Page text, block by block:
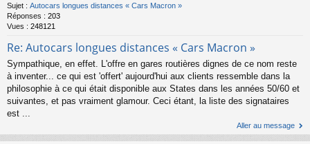
Sujet : Autocars longues distances « Cars Macron »
Réponses : 203
Vues : 248121
Re: Autocars longues distances « Cars Macron »
Sympathique, en effet. L'offre en gares routières dignes de ce nom reste
à inventer... ce qui est 'offert' aujourd'hui aux clients ressemble dans la
philosophie à ce qui était disponible aux States dans les années 50/60 et
suivantes, et pas vraiment glamour. Ceci étant, la liste des signataires
est ...
Aller au message